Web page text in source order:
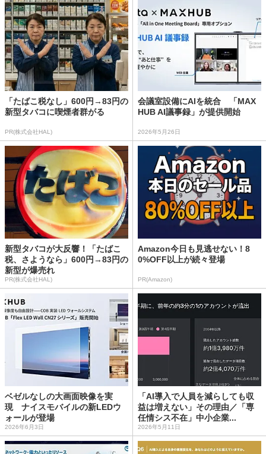
「たばこ税なし」600円→83円の
新型タバコに喫煙者群がる
PR(株式会社HAL)
会議室設備にAIを統合 「MAX
HUB AI議事録」が提供開始
2026年5月26日
新型タバコが大反響！「たばこ
税、さようなら」600円→83円の
新型が爆売れ
PR(株式会社HAL)
Amazon今日も見逃せない！8
0%OFF以上が続々登場
PR(Amazon)
ベゼルなしの大画面映像を実
現 ナイスモバイルの新LEDウ
ォールが登場
2026年6月3日
「AI導入で人員を減らしても収
益は増えない」その理由／「専
任情シス不在」中小企業...
2026年5月11日